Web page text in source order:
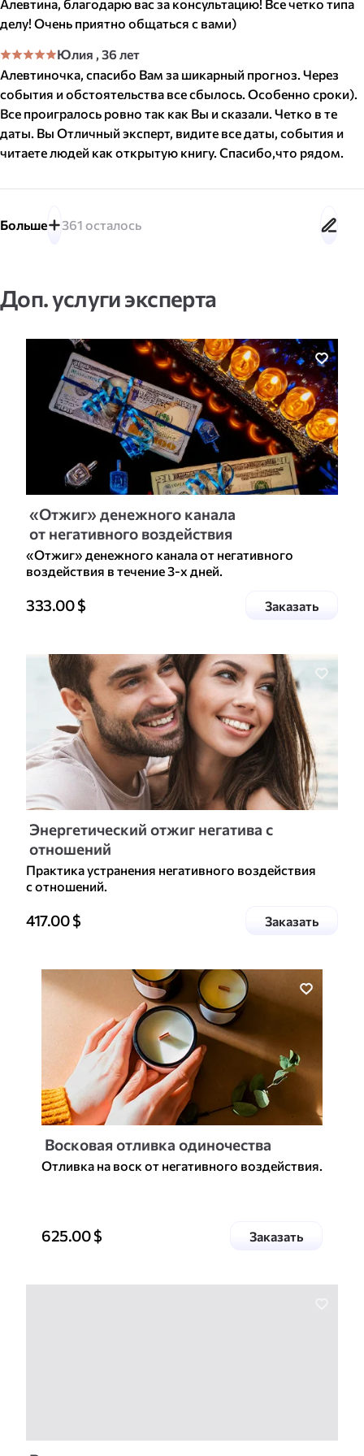
у
г
и
Алевтина, благодарю вас за консультацию! Все четко типа
делу! Очень приятно общаться с вами)
Юлия , 36 лет
Алевтиночка, спасибо Вам за шикарный прогноз. Через
события и обстоятельства все сбылось. Особенно сроки).
Все проигралось ровно так как Вы и сказали. Четко в те
даты. Вы Отличный эксперт, видите все даты, события и
читаете людей как открытую книгу. Спасибо,что рядом.
Больше 361 осталось
Доп. услуги эксперта
«Отжиг» денежного канала
от негативного воздействия
«Отжиг» денежного канала от негативного
воздействия в течение 3-х дней.
Цена доп. услуги
333.00$ Заказатьуслугу
Энергетический отжиг негатива с
отношений
Практика устранения негативного воздействия
с отношений.
Цена доп. услуги
417.00$ Заказатьуслугу
Восковая отливка одиночества
Отливка на воск от негативного воздействия.
Цена доп. услуги
625.00$ Заказатьуслугу